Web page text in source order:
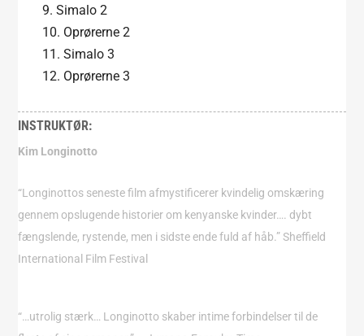
9. Simalo 2
10. Oprørerne 2
11. Simalo 3
12. Oprørerne 3
INSTRUKTØR:
Kim Longinotto
“Longinottos seneste film afmystificerer kvindelig omskæring
gennem opslugende historier om kenyanske kvinder…. dybt
fængslende, rystende, men i sidste ende fuld af håb.”Sheffield
International Film Festival
“…utrolig stærk… Longinotto skaber intime forbindelser til de